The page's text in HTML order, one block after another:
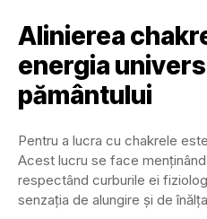
Alinierea
energia
pământului
Pentru a lucra cu chakrele
Acest lucru se face
respectând curburile ei
senzația de alungire și de